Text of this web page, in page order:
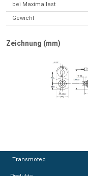
bei Maximallast
Gewicht
Zeichnung (mm)
Transmotec
Transmotec